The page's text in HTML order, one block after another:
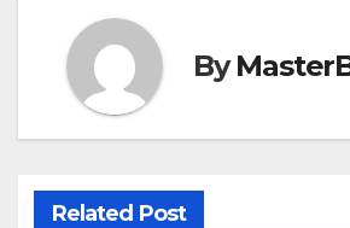
By
Related Post